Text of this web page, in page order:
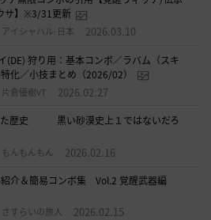
サ】※3/31更新
アイシャハル-日本 2026.03.10
(DE) 狩り用：基本コンボ／ラバム（スキ
化／小技まとめ（2026/02）
片倉優樹VT 2026.02.27
た歴史 黒い砂漠史上１ではないだろ
もんもんもん 2026.02.16
介＆簡易コンボ集 Vol.2 覚醒武器編
さすらいの旅人 2026.02.15